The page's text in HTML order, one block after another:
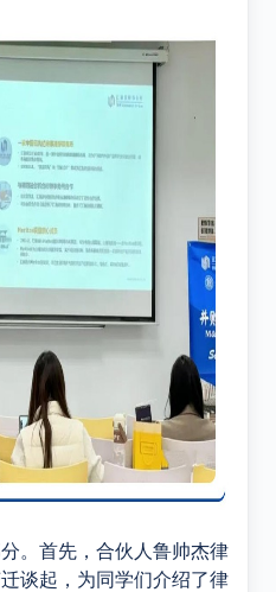
。首先，合伙人鲁帅杰律
谈起，为同学们介绍了律